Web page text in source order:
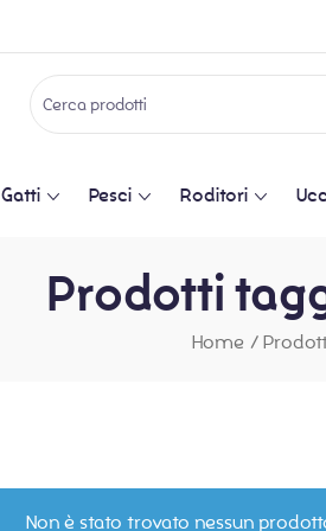
Gatti Pesci Roditori
Prodotti
Home /
Non è stato trovato nessun